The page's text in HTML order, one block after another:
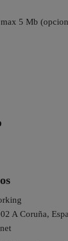
5 Mb
A Coruña,